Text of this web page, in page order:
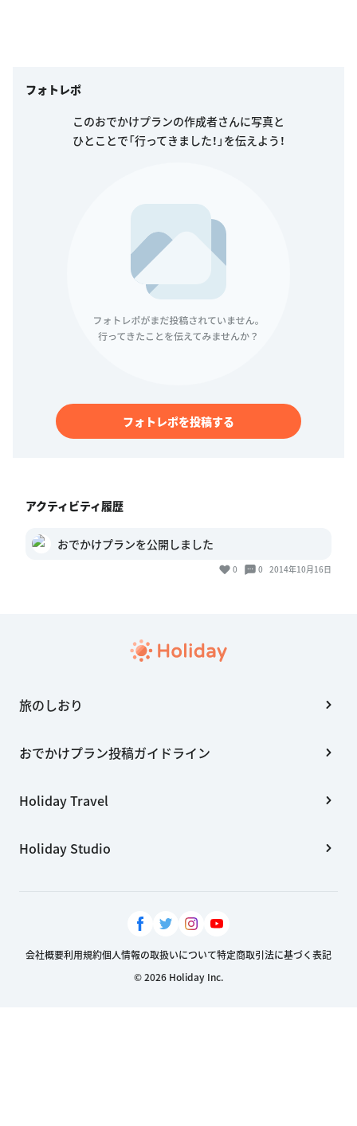
フォトレポ
このおでかけプランの作成者さんに写真と
ひとことで「行ってきました！」を伝えよう！
フォトレポを投稿する
アクティビティ履歴
おでかけプランを公開しました
0 0 2014年10月16日
旅のしおり
おでかけプラン投稿ガイドライン
Holiday Travel
Holiday Studio
会社概要利用規約個人情報の取扱いについて特定商取引法に基づく表記
© 2026 Holiday Inc.